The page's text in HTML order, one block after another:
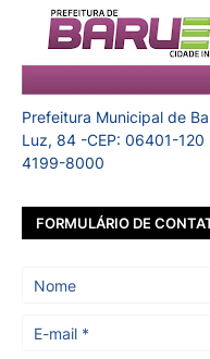
Prefeitura Municipal de
Luz, 84 -CEP: 06401-120
4199-8000
FORMULÁRIO DE